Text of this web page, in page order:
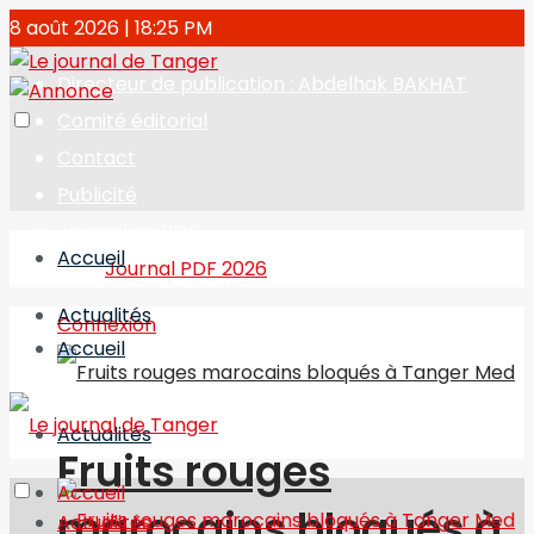
8 août 2026 | 18:25 PM
Directeur de publication : Abdelhak BAKHAT
Journal PDF 2026
Connexion
Accueil
Actualités
Fruits rouges
Accueil
Actualités
Accueil
Actualités